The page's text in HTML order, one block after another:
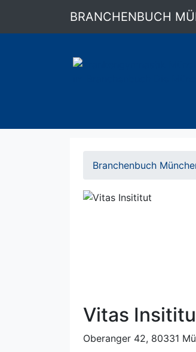
BRANCHENBUCH
Branchenbuch
Vitas
Oberanger 42, 80331